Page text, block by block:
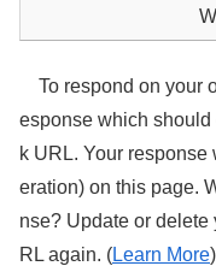
To respond on your
esponse which
k URL. Your
eration) on this page.
nse? Update or delete
RL again. (Learn More)